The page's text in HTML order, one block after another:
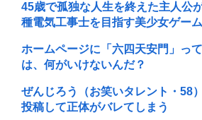
45歳で孤独な人生を終えた主人公
種電気工事士を目指す美少女ゲー
ホームページに「六四天安門」っ
は、何がいけないんだ？
ぜんじろう（お笑いタレント・58
投稿して正体がバレてしまう